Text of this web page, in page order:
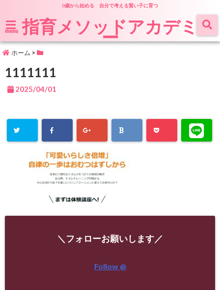
0歳から始める 自分で考える賢い子に育つ
menu 指育メソッドアカデミ
ー
ホーム >
1111111
2025/04/01
＼フォローお願いします／
Follow @